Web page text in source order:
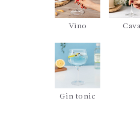
Vino Cava
Gin tonic